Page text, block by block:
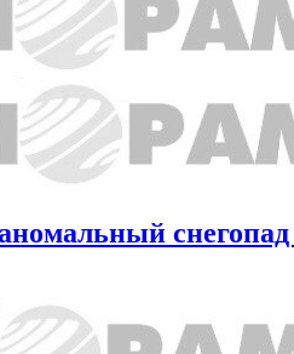
снегопад